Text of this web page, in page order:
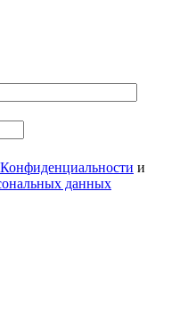
и
данных